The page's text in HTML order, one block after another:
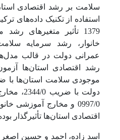
سلامت بر رشد اقتصادی
1379 تأثیر متغیرهای
خانوار، رشد سرمایه
عمرانی دولت در قالب
رشد اقتصادی استان‌ها
دولت با
اقتصادی استان‌ها تأثیرگذار
اسد زاده، احمد و حسین